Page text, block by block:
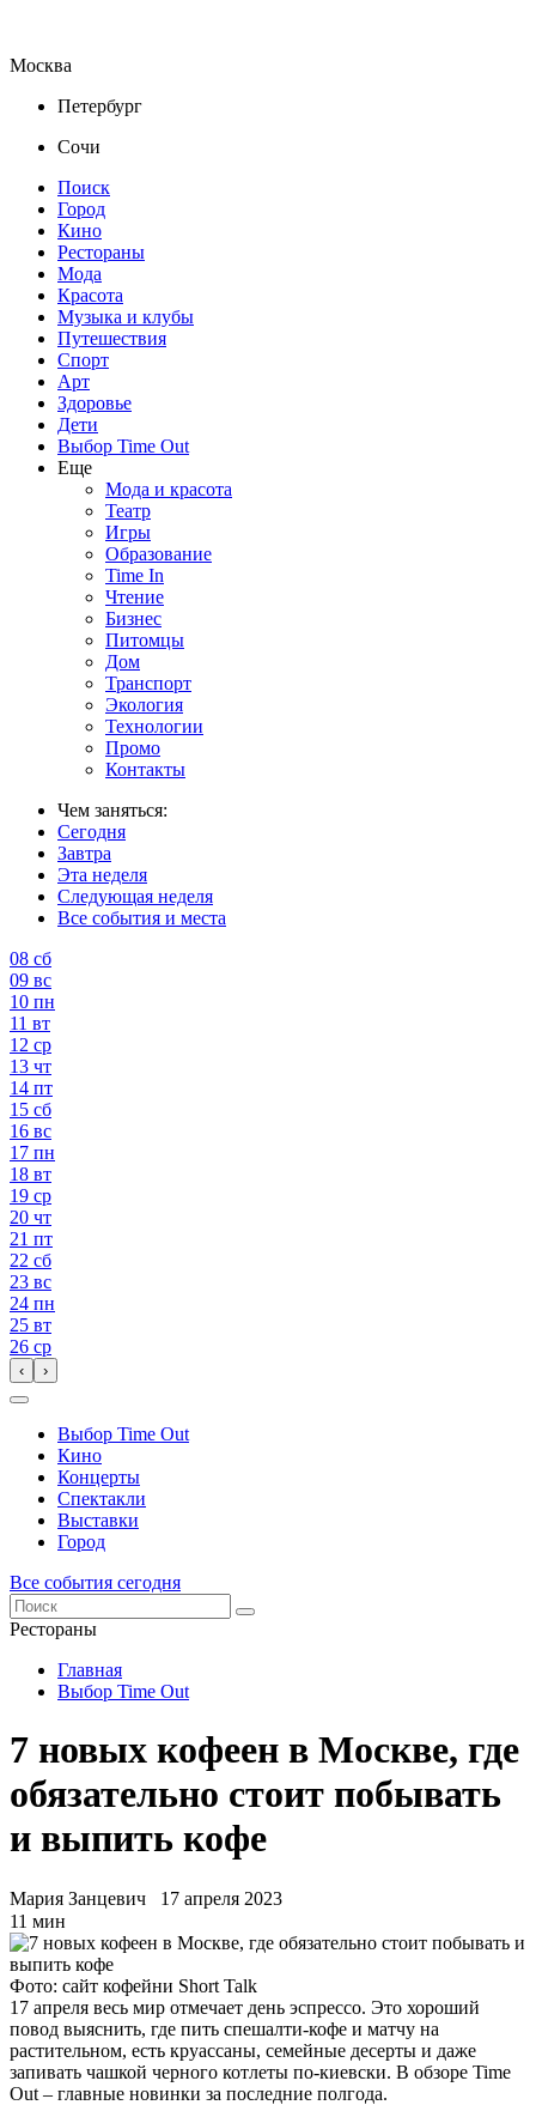
Москва
Петербург
Сочи
Поиск
Город
Кино
Рестораны
Мода
Красота
Музыка и клубы
Путешествия
Спорт
Арт
Здоровье
Дети
Выбор Time Out
Еще
Мода и красота
Театр
Игры
Образование
Time In
Чтение
Бизнес
Питомцы
Дом
Транспорт
Экология
Технологии
Промо
Контакты
Чем заняться:
Сегодня
Завтра
Эта неделя
Следующая неделя
Все события и места
08 сб
09 вс
10 пн
11 вт
12 ср
13 чт
14 пт
15 сб
16 вс
17 пн
18 вт
19 ср
20 чт
21 пт
22 сб
23 вс
24 пн
25 вт
26 ср
‹ ›
Выбор Time Out
Кино
Концерты
Спектакли
Выставки
Город
Все события сегодня
Рестораны
Главная
Выбор Time Out
7 новых кофеен в Москве, где
обязательно стоит побывать
и выпить кофе
Мария Занцевич
17 апреля 2023
11 мин
Фото: сайт кофейни Short Talk
17 апреля весь мир отмечает день эспрессо. Это хороший
повод выяснить, где пить спешалти-кофе и матчу на
растительном, есть круассаны, семейные десерты и даже
запивать чашкой черного котлеты по-киевски. В обзоре Time
Out – главные новинки за последние полгода.